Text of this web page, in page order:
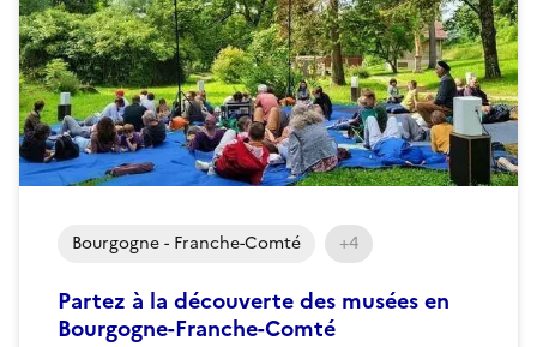
Partez à la découverte des musées en
Bourgogne-Franche-Comté
Bourgogne - Franche-Comté +4